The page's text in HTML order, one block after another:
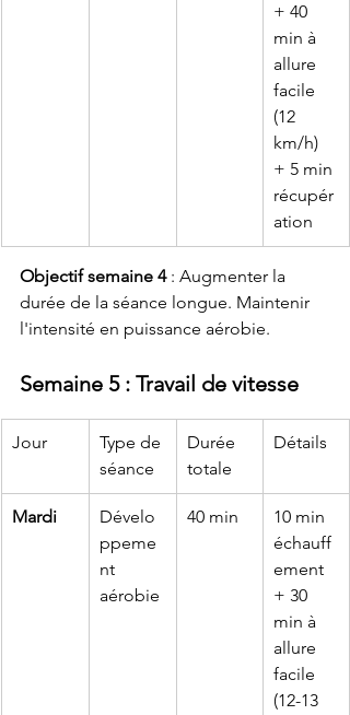
+ 40
min à
allure
facile
(12
km/h)
+ 5 min
récupér
ation
Objectif semaine 4 : Augmenter la
durée de la séance longue. Maintenir
l'intensité en puissance aérobie.
Semaine 5 : Travail de vitesse
Jour
Type de
séance
Durée
totale
Détails
Mardi
Dévelo
ppeme
nt
aérobie
40 min
10 min
échauff
ement
+ 30
min à
allure
facile
(12-13